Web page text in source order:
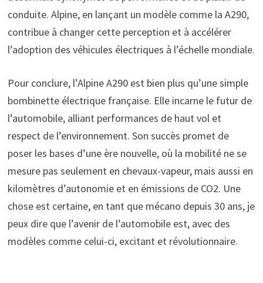
conduite. Alpine, en lançant un modèle comme la A290,
contribue à changer cette perception et à accélérer
l’adoption des véhicules électriques à l’échelle mondiale.
Pour conclure, l’Alpine A290 est bien plus qu’une simple
bombinette électrique française. Elle incarne le futur de
l’automobile, alliant performances de haut vol et
respect de l’environnement. Son succès promet de
poser les bases d’une ère nouvelle, où la mobilité ne se
mesure pas seulement en chevaux-vapeur, mais aussi en
kilomètres d’autonomie et en émissions de CO2. Une
chose est certaine, en tant que mécano depuis 30 ans, je
peux dire que l’avenir de l’automobile est, avec des
modèles comme celui-ci, excitant et révolutionnaire.